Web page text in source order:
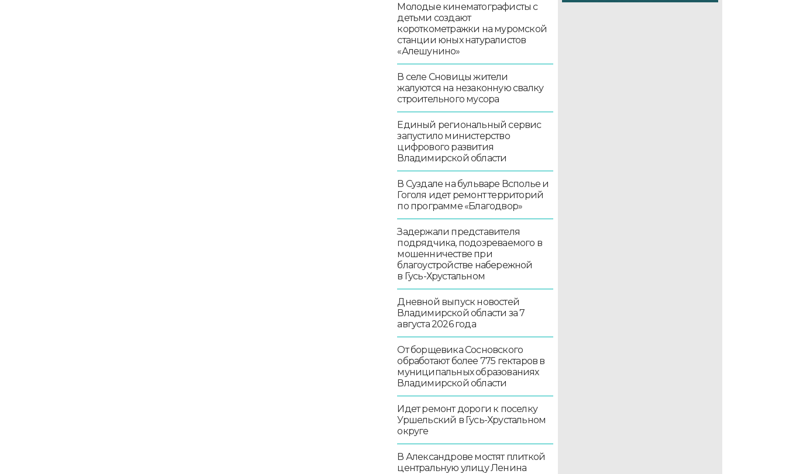
Молодые кинематографисты с
детьми создают
короткометражки на муромской
станции юных натуралистов
«Алешунино»
В селе Сновицы жители
жалуются на незаконную свалку
строительного мусора
Единый региональный сервис
запустило министерство
цифрового развития
Владимирской области
В Суздале на бульваре Всполье и
Гоголя идет ремонт территорий
по программе «Благодвор»
Задержали представителя
подрядчика, подозреваемого в
мошенничестве при
благоустройстве набережной
в Гусь-Хрустальном
Дневной выпуск новостей
Владимирской области за 7
августа 2026 года
От борщевика Сосновского
обработают более 775 гектаров в
муниципальных образованиях
Владимирской области
Идет ремонт дороги к поселку
Уршельский в Гусь-Хрустальном
округе
В Александрове мостят плиткой
центральную улицу Ленина